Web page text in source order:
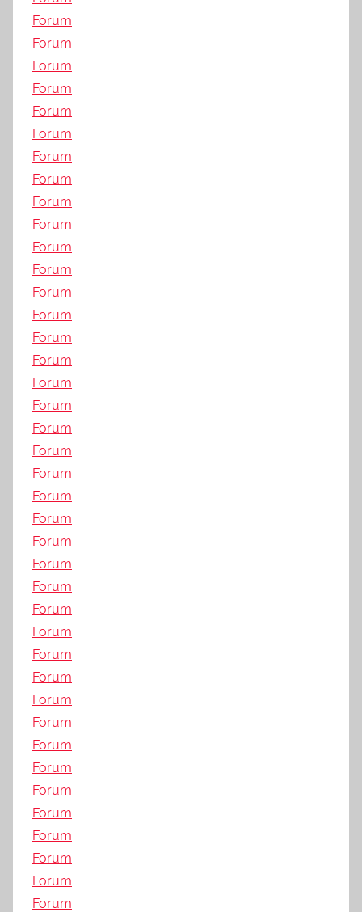
Forum
Forum
Forum
Forum
Forum
Forum
Forum
Forum
Forum
Forum
Forum
Forum
Forum
Forum
Forum
Forum
Forum
Forum
Forum
Forum
Forum
Forum
Forum
Forum
Forum
Forum
Forum
Forum
Forum
Forum
Forum
Forum
Forum
Forum
Forum
Forum
Forum
Forum
Forum
Forum